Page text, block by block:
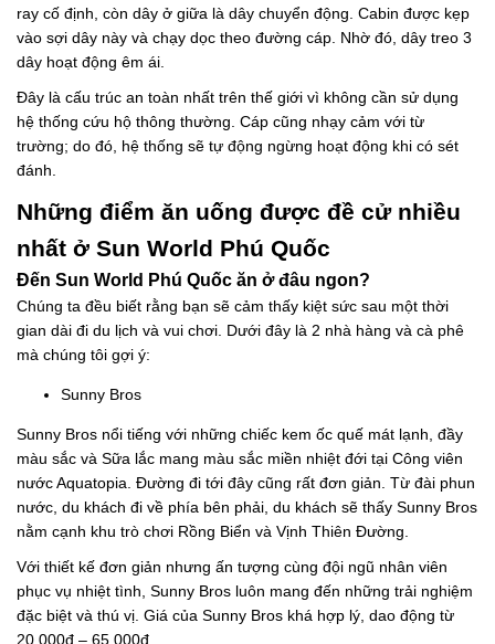
ray cố định, còn dây ở giữa là dây chuyển động. Cabin được kẹp
vào sợi dây này và chạy dọc theo đường cáp. Nhờ đó, dây treo 3
dây hoạt động êm ái.
Đây là cấu trúc an toàn nhất trên thế giới vì không cần sử dụng
hệ thống cứu hộ thông thường. Cáp cũng nhạy cảm với từ
trường; do đó, hệ thống sẽ tự động ngừng hoạt động khi có sét
đánh.
Những điểm ăn uống được đề cử nhiều
nhất ở Sun World Phú Quốc
Đến Sun World Phú Quốc ăn ở đâu ngon?
Chúng ta đều biết rằng bạn sẽ cảm thấy kiệt sức sau một thời
gian dài đi du lịch và vui chơi. Dưới đây là 2 nhà hàng và cà phê
mà chúng tôi gợi ý:
Sunny Bros
Sunny Bros nổi tiếng với những chiếc kem ốc quế mát lạnh, đầy
màu sắc và Sữa lắc mang màu sắc miền nhiệt đới tại Công viên
nước Aquatopia. Đường đi tới đây cũng rất đơn giản. Từ đài phun
nước, du khách đi về phía bên phải, du khách sẽ thấy Sunny Bros
nằm cạnh khu trò chơi Rồng Biển và Vịnh Thiên Đường.
Với thiết kế đơn giản nhưng ấn tượng cùng đội ngũ nhân viên
phục vụ nhiệt tình, Sunny Bros luôn mang đến những trải nghiệm
đặc biệt và thú vị. Giá của Sunny Bros khá hợp lý, dao động từ
20.000đ – 65.000đ.